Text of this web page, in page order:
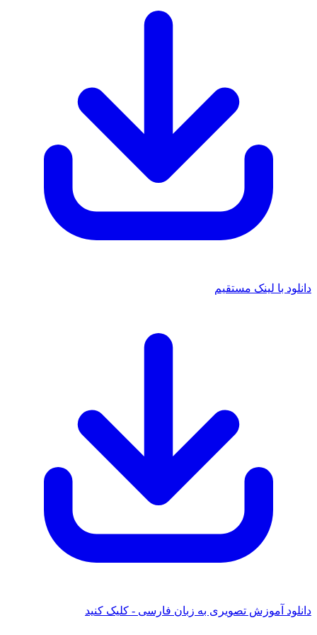
با لینک مستقیم
آموزش تصویری به زبان فارسی - کلیک کنید